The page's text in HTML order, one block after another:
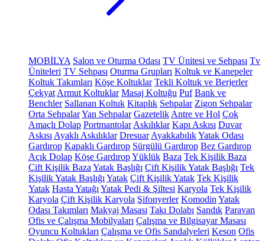
MOBİLYA Salon ve Oturma Odası TV Ünitesi ve Sehpası Tv
Üniteleri TV Sehpası Oturma Grupları Koltuk ve Kanepeler
Koltuk Takımları Köşe Koltuklar Tekli Koltuk ve Berjerler
Çekyat Armut Koltuklar Masaj Koltuğu Puf Bank ve
Benchler Sallanan Koltuk Kitaplık Sehpalar Zigon Sehpalar
Orta SehpalarYan Sehpalar Gazetelik Antre ve Hol Çok
Amaçlı Dolap Portmantolar Askılıklar Kapı Askısı Duvar
Askısı Ayaklı Askılıklar Dresuar AyakkabılıkYatak Odası
Gardırop Kapaklı Gardırop Sürgülü Gardırop Bez Gardırop
Açık Dolap Köşe GardıropYüklük Baza Tek Kişilik Baza
Çift Kişilik Baza Yatak Başlığı Çift Kişilik Yatak Başlığı Tek
Kişilik Yatak Başlığı Yatak Çift Kişilik Yatak Tek Kişilik
Yatak Hasta Yatağı Yatak Pedi & Şiltesi Karyola Tek Kişilik
Karyola Çift Kişilik Karyola Şifonyerler Komodin Yatak
Odası Takımları Makyaj Masası Takı Dolabı Sandık Paravan
Ofis ve Çalışma Mobilyaları Çalışma ve Bilgisayar Masası
Oyuncu Koltukları Çalışma ve Ofis Sandalyeleri Keson Ofis